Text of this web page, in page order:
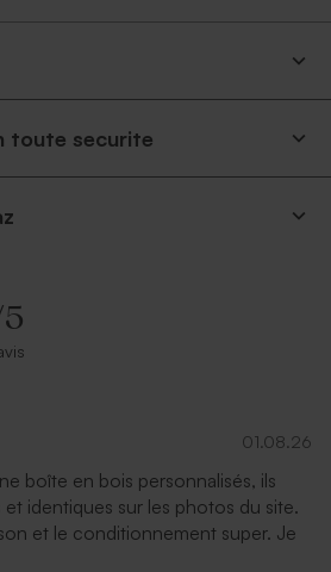
avec Enveloppe blanche
autocollante
toute securite
5
01.08.26
boîte en bois personnalisés, ils
identiques sur les photos du site.
et le conditionnement super. Je